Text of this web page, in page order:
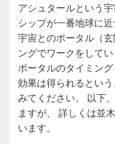
アシュタールという
シップが一番地球に
宇宙とのポータル（
ングでワークをして
ポータルのタイミング
効果は得られるとい
みてください。 以下
ますが、 詳しくは並
います。